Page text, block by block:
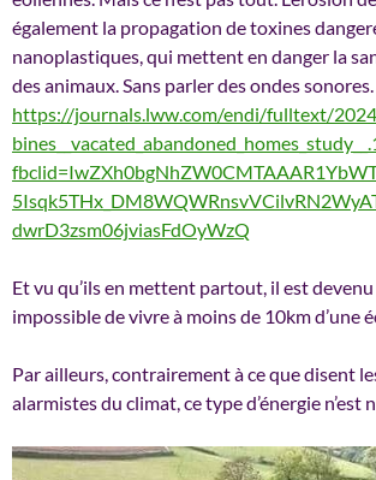
également la propagation de toxines
nanoplastiques, qui mettent en danger la
des animaux. Sans parler des ondes sonores.
https://journals.lww.com/endi/fulltext/
dwrD3zsm06jviasFdOyWzQ
Et vu qu’ils en mettent partout, il est
impossible de vivre à moins de 10km d’une
Par ailleurs, contrairement à ce que disent
alarmistes du climat, ce type d’énergie n’est